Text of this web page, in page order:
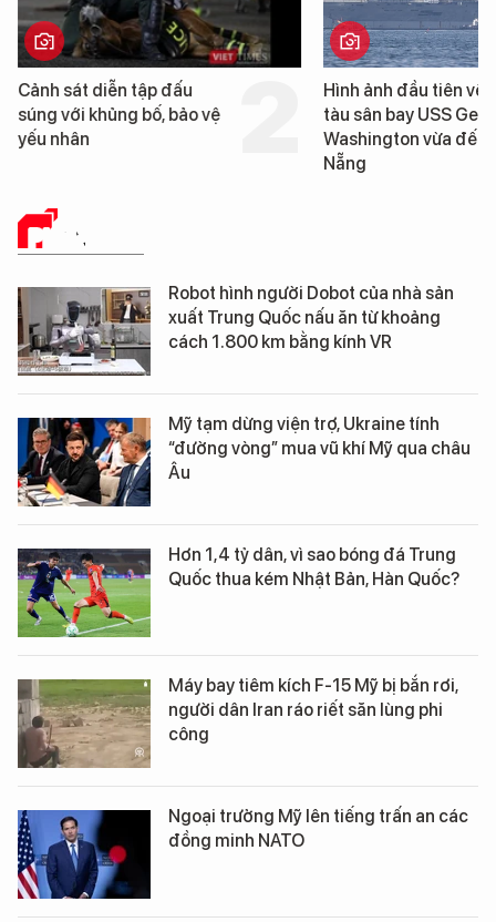
Cảnh sát diễn tập đấu
súng với khủng bố, bảo vệ
yếu nhân
Hình ảnh đầu tiên về
tàu sân bay USS
Washington vừa đến
Nẵng
PHÂN TÍCH
Robot hình người Dobot của nhà sản
xuất Trung Quốc nấu ăn từ khoảng
cách 1.800 km bằng kính VR
Mỹ tạm dừng viện trợ, Ukraine tính
“đường vòng” mua vũ khí Mỹ qua châu
Âu
Hơn 1,4 tỷ dân, vì sao bóng đá Trung
Quốc thua kém Nhật Bản, Hàn Quốc?
Máy bay tiêm kích F-15 Mỹ bị bắn rơi,
người dân Iran ráo riết săn lùng phi
công
Ngoại trưởng Mỹ lên tiếng trấn an các
đồng minh NATO